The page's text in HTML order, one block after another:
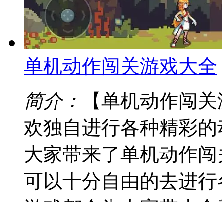
单机动作闯关游戏大全
简介：
【单机动作闯
欢独自进行各种精彩
大家带来了单机动作
可以十分自由的去进